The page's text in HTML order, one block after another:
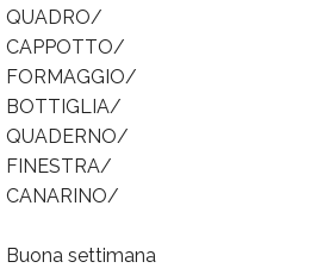
QUADRO/
CAPPOTTO/
FORMAGGIO/
BOTTIGLIA/
QUADERNO/
FINESTRA/
CANARINO/
Buona settimana